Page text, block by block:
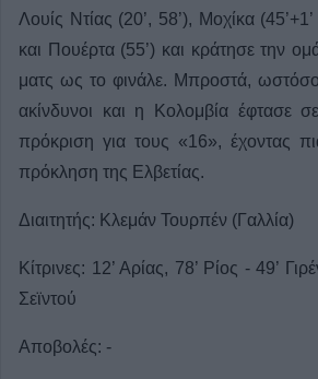
Λουίς Ντίας (20’, 58’), Μοχίκα
και Πουέρτα (55’) και κράτησε την
ματς ως το φινάλε. Μπροστά,
ακίνδυνοι και η Κολομβία έφτασε
πρόκριση για τους «16», έχοντας
πρόκληση της Ελβετίας.
Διαιτητής: Κλεμάν Τουρπέν (Γαλλία)
Κίτρινες: 12’ Αρίας, 78’ Ρίος - 49’
Σεϊντού
Αποβολές: -